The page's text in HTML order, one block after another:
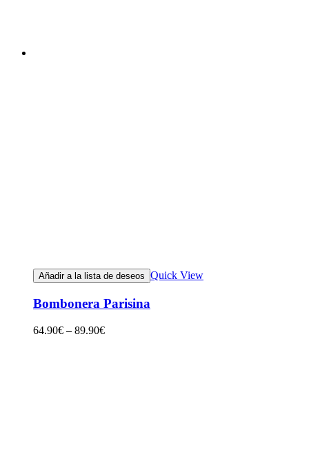
Añadir a la lista de deseos Quick View
Bombonera Parisina
64.90€ – 89.90€